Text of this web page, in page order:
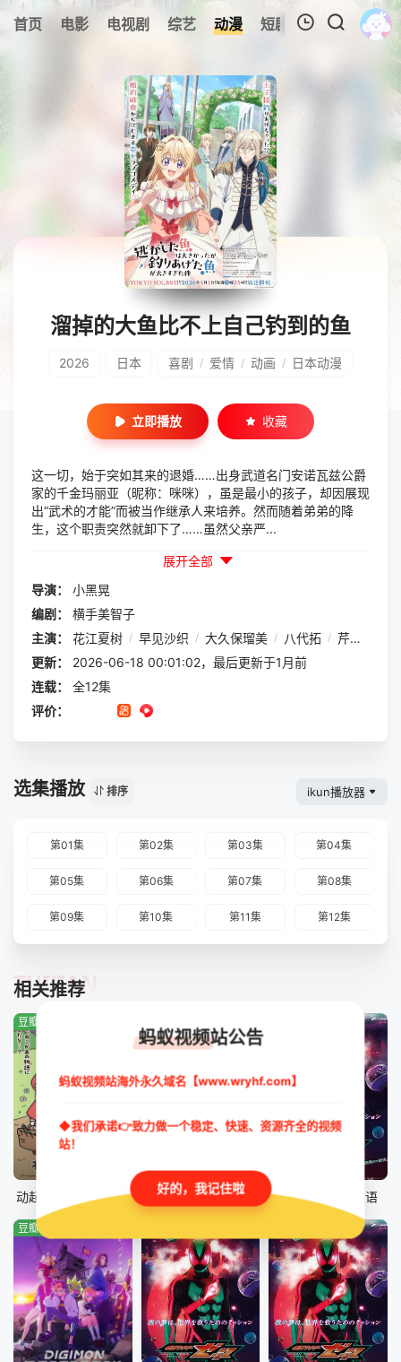
首页 电影 电视剧 综艺 动漫 短剧 今日更新
0
暂无观看影片的记录
溜掉的大鱼比不上自己钓到的鱼
2026 日本 喜剧 / 爱情 / 动画 / 日本动漫
立即播放 收藏
这一切，始于突如其来的退婚……出身武道名门安诺瓦兹公爵
家的千金玛丽亚（昵称：咪咪），虽是最小的孩子，却因展现
出“武术的才能”而被当作继承人来培养。然而随着弟弟的降
生，这个职责突然就卸下了……虽然父亲严...
展开全部
导演：
小黑晃
编剧：
横手美智子
主演：
花江夏树 / 早见沙织 / 大久保瑠美 / 八代拓 / 芹泽优
更新：
2026-06-18 00:01:02，最后更新于1月前
连载：
全12集
评价：
选集播放 排序 ikun播放器
第01集 第02集 第03集 第04集
第05集 第06集 第07集 第08集
第09集 第10集 第11集 第12集
相关推荐
TUIJIAN
豆瓣:1.0分
动起来！从前有只猫 数码兽 BEATBREAK 假面骑士ZZZ国语
豆瓣:2.0分
蚂蚁视频站公告
蚂蚁视频站海外永久域名【www.wryhf.com】
◆我们承诺👉致力做一个稳定、快速、资源齐全的视频
站！
好的，我记住啦